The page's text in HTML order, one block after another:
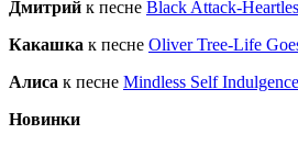
Дмитрий к песне Black Attack-
Какашка к песне Oliver Tree-Life
Алиса к песне Mindless Self
Новинки